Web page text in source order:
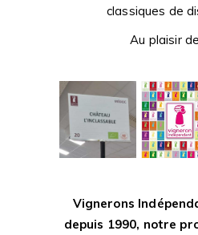
classiques de
Au plaisir
Vignerons
depuis 1990, notre